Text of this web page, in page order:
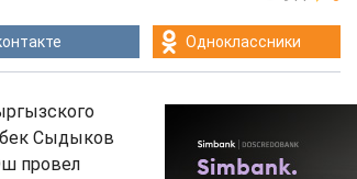
Одноклассники
Сыдыков
провел